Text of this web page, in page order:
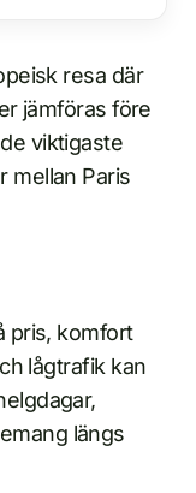
resa där
jämföras före
viktigaste
mellan Paris
pris, komfort
lågtrafik kan
längs